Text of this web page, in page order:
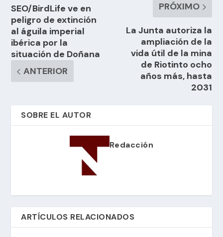
SEO/BirdLife ve en
peligro de extinción
al águila imperial
ibérica por la
situación de Doñana
ANTERIOR
PRÓXIMO
La Junta autoriza la
ampliación de la
vida útil de la mina
de Riotinto ocho
años más, hasta
2031
SOBRE EL AUTOR
Redacción
ARTÍCULOS RELACIONADOS